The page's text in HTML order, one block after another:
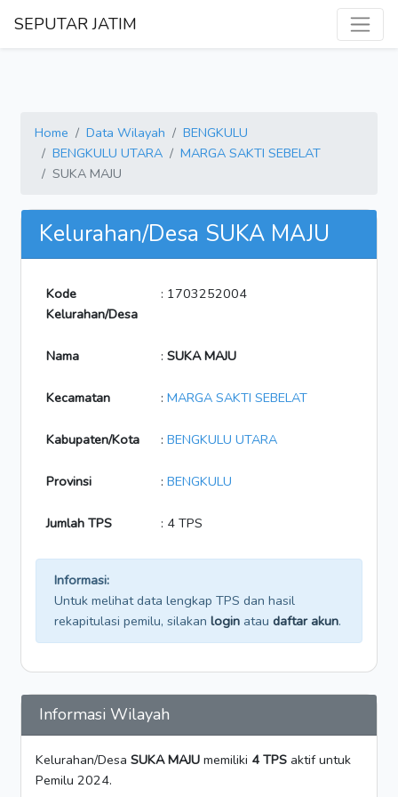
SEPUTAR JATIM
Home Data Wilayah
BENGKULU
BENGKULU UTARA
MARGA SAKTI SEBELAT
SUKA MAJU
Kelurahan/Desa SUKA MAJU
Kode
Kelurahan/Desa
: 1703252004
Nama : SUKA MAJU
Kecamatan : MARGA SAKTI SEBELAT
Kabupaten/Kota : BENGKULU UTARA
Provinsi : BENGKULU
Jumlah TPS : 4 TPS
Informasi:
Untuk melihat data lengkap TPS dan hasil
rekapitulasi pemilu, silakan login atau daftar akun.
Informasi Wilayah
Kelurahan/Desa SUKA MAJU memiliki 4 TPS aktif untuk
Pemilu 2024.